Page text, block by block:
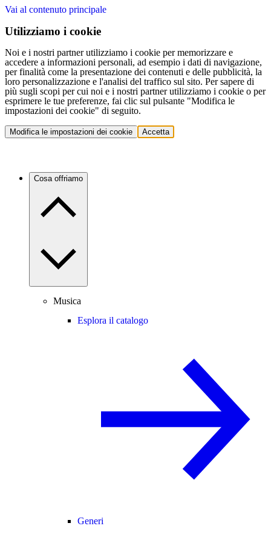
Vai al contenuto principale
Utilizziamo i cookie
Noi e i nostri partner utilizziamo i cookie per memorizzare e
accedere a informazioni personali, ad esempio i dati di navigazione,
per finalità come la presentazione dei contenuti e delle pubblicità, la
loro personalizzazione e l'analisi del traffico sul sito. Per sapere di
più sugli scopi per cui noi e i nostri partner utilizziamo i cookie o per
esprimere le tue preferenze, fai clic sul pulsante "Modifica le
impostazioni dei cookie" di seguito.
Modifica le impostazioni dei cookie Accetta
Cosa offriamo
Musica
Esplora il catalogo
Generi